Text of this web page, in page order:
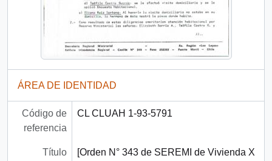
ÁREA DE IDENTIDAD
Código de
referencia
CL CLUAH 1-93-5791
Título
[Orden N° 343 de SEREMI de Vivienda X